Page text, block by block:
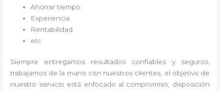
Ahorrar tiempo
Experiencia
Rentabilidad
etc
Siempre entregamos resultados confiables y seguros,
trabajamos de la mano con nuestros clientes, el objetivo de
nuestro servicio está enfocado al compromiso, disposición